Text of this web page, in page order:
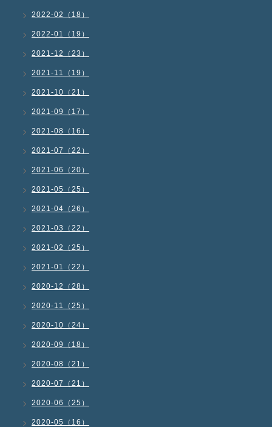
2022-02（18）
2022-01（19）
2021-12（23）
2021-11（19）
2021-10（21）
2021-09（17）
2021-08（16）
2021-07（22）
2021-06（20）
2021-05（25）
2021-04（26）
2021-03（22）
2021-02（25）
2021-01（22）
2020-12（28）
2020-11（25）
2020-10（24）
2020-09（18）
2020-08（21）
2020-07（21）
2020-06（25）
2020-05（16）